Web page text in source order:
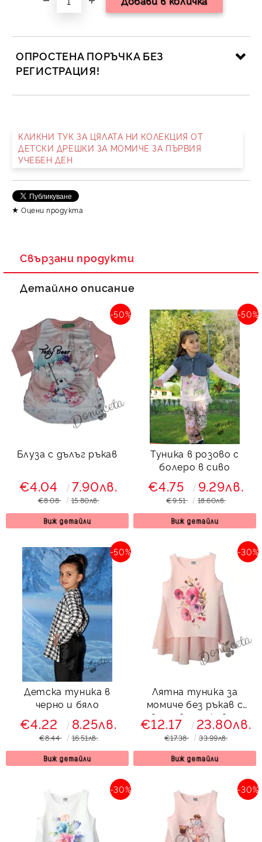
ОПРОСТЕНА ПОРЪЧКА БЕЗ
РЕГИСТРАЦИЯ!
Съгласен съм с
Ние ще се свържем с вас в рамките на работния ден.
КЛИКНИ ТУК ЗА ЦЯЛАТА НИ КОЛЕКЦИЯ ОТ
ДЕТСКИ ДРЕШКИ ЗА МОМИЧЕ ЗА ПЪРВИЯ
УЧЕБЕН ДЕН
Оцени продукта
Свързани продукти
Детайлно описание
Блуза с дълъг ръкав
-50%
€4.04 7.90лв.
€8.08 15.80лв.
Виж детайли
Туника в розово с
болеро в сиво
-50%
€4.75 9.29лв.
€9.51 18.60лв.
Виж детайли
Детска туника в
черно и бяло
-50%
€4.22 8.25лв.
€8.44 16.51лв.
Виж детайли
Лятна туника за
момиче без ръкав с
цветя в прасковено
-30%
€12.17 23.80лв.
€17.38 33.99лв.
Виж детайли
-30% -30%